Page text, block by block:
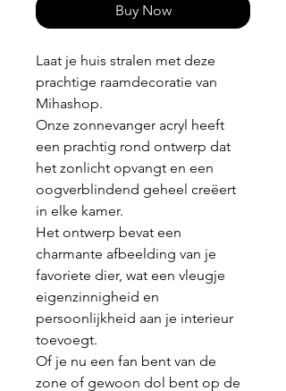
Buy Now
Laat je huis stralen met deze
prachtige raamdecoratie van
Mihashop.
Onze zonnevanger acryl heeft
een prachtig rond ontwerp dat
het zonlicht opvangt en een
oogverblindend geheel creëert
in elke kamer.
Het ontwerp bevat een
charmante afbeelding van je
favoriete dier, wat een vleugje
eigenzinnigheid en
persoonlijkheid aan je interieur
toevoegt.
Of je nu een fan bent van de
zone of gewoon dol bent op de